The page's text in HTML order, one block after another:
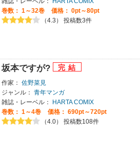
巻数： 1～32巻
価格： 0pt～80pt
（4.3） 投稿数3件
坂本ですが?
作家： 佐野菜見
ジャンル： 青年マンガ
雑誌・レーベル：
HARTA COMIX
巻数： 1～4巻
価格： 690pt～720pt
（4.0） 投稿数108件